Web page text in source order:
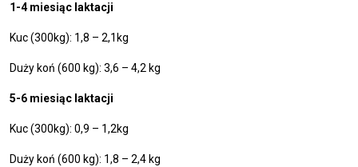
1-4 miesiąc laktacji
Kuc (300kg): 1,8 – 2,1kg
Duży koń (600 kg): 3,6 – 4,2 kg
5-6 miesiąc laktacji
Kuc (300kg): 0,9 – 1,2kg
Duży koń (600 kg): 1,8 – 2,4 kg